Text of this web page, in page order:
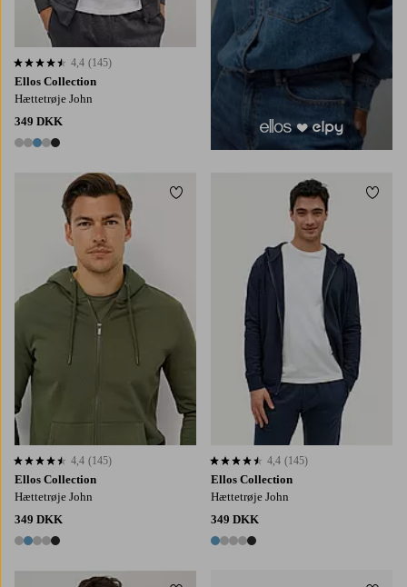
Ellos Collection
Hættetrøje John
349 DKK
5 farver
4,4 baseret på 145 bedømmelser
4,4 (145)
Ellos Collection
Hættetrøje John
349 DKK
5 farver
4,4 baseret på 145 bedømmelser
4,4 (145)
Tilføj til favoritter
Ellos Collection
Hættetrøje John
349 DKK
5 farver
4,4 baseret på 145 bedømmelser
4,4 (145)